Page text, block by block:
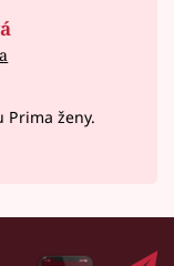
Prima ženy.